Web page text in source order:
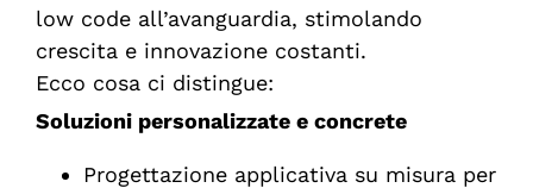
low code all’avanguardia, stimolando
crescita e innovazione costanti.
Ecco cosa ci distingue:
Soluzioni personalizzate e concrete
Progettazione applicativa su misura per